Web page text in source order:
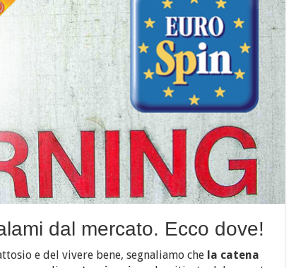
dal mercato. Ecco dove!
e del vivere bene, segnaliamo che la catena